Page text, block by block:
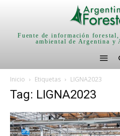
Fuente de información
ambiental de Argentina y
Inicio Etiquetas LIGNA2023
Tag: LIGNA2023